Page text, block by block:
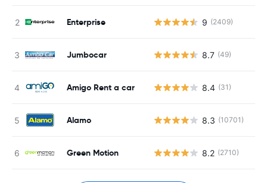
Enterprise 9 (2409)
Jumbocar 8.7 (49)
Amigo Rent a car 8.4 (31)
Alamo 8.3 (10701)
Green Motion 8.2 (2710)